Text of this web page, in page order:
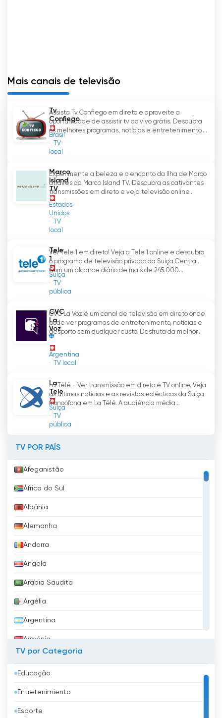
Mais canais de televisão
Tv
Confiego
Brasil
TV
local
Assista Tv Confiego em direto e aproveite a
oportunidade de assistir tv ao vivo grátis. Descubra
os melhores programas, notícias e entretenimento,...
Marco
Island
TV
Estados
Unidos
TV
local
Experimente a beleza e o encanto da Ilha de Marco
através da Marco Island TV. Descubra as cativantes
transmissões em direto e veja televisão online...
Tele
1
Suíça
TV
pública
Ver Tele 1 em direto! Veja a Tele 1 online e descubra
o programa de televisão privado da Suíça Central.
Com um alcance diário de mais de 245.000...
CVC
La
Voz
Argentina
TV local
CVC La Voz é um canal de televisão em direto onde
pode ver programas de entretenimento, notícias e
desporto sem qualquer custo. Desfruta da melhor...
La
Tele
Suíça
TV
pública
La Télé - Ver transmissão em direto e TV online. Veja
as últimas notícias e as revistas eclécticas da Suíça
francófona em La Télé. A audiência média...
TV POR PAÍS
Afeganistão
África do Sul
Albânia
Alemanha
Andorra
Angola
Arábia Saudita
Argélia
Argentina
Arménia
Austrália
Áustria
Azerbaijão
TV por Categoria
Educação
Entretenimiento
Esporte